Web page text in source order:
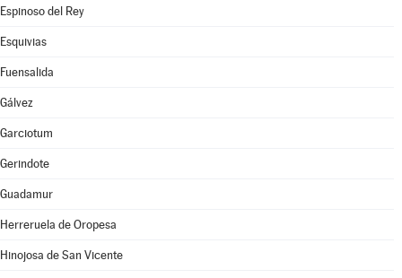
Espinoso del Rey
Esquivias
Fuensalida
Gálvez
Garciotum
Gerindote
Guadamur
Herreruela de Oropesa
Hinojosa de San Vicente